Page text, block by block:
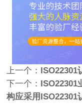
上一个：
ISO22301
下一个：
构应采用ISO22301